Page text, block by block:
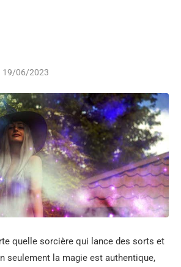
19/06/2023
quelle sorcière qui lance des sorts et
seulement la magie est authentique,